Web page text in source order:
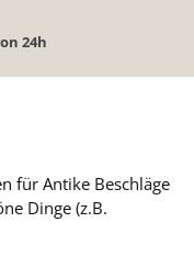
24h
für Antike Beschläge
Dinge (z.B.